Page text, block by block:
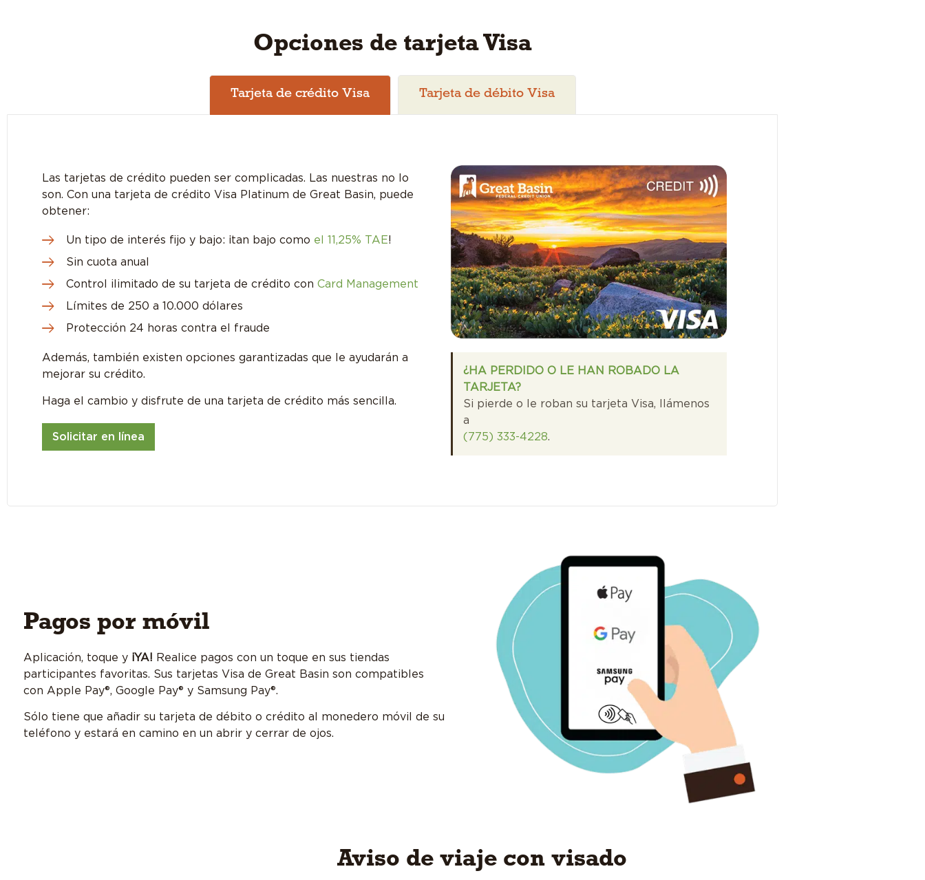
Opciones de tarjeta Visa
Tarjeta de crédito Visa Tarjeta de débito Visa
Las tarjetas de crédito pueden ser complicadas. Las nuestras no lo
son. Con una tarjeta de crédito Visa Platinum de Great Basin, puede
obtener:
Un tipo de interés fijo y bajo: ¡tan bajo como el 11,25% TAE!
Sin cuota anual
Control ilimitado de su tarjeta de crédito con Card Management
Límites de 250 a 10.000 dólares
Protección 24 horas contra el fraude
Además, también existen opciones garantizadas que le ayudarán a
mejorar su crédito.
Haga el cambio y disfrute de una tarjeta de crédito más sencilla.
Solicitar en línea
¿HA PERDIDO O LE HAN ROBADO LA
TARJETA?
Si pierde o le roban su tarjeta Visa, llámenos
a
(775) 333-4228.
Pagos por móvil
Aplicación, toque y ¡YA! Realice pagos con un toque en sus tiendas
participantes favoritas. Sus tarjetas Visa de Great Basin son compatibles
con Apple Pay®, Google Pay® y Samsung Pay®.
Sólo tiene que añadir su tarjeta de débito o crédito al monedero móvil de su
teléfono y estará en camino en un abrir y cerrar de ojos.
Aviso de viaje con visado